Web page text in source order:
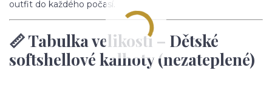
outfit do každého počasí.
📏 Tabulka velikostí – Dětské
softshellové kalhoty (nezateplené)